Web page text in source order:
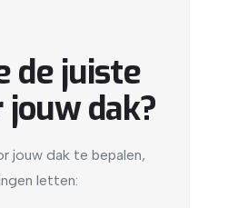
de juiste
dak?
jouw dak te bepalen,
letten: